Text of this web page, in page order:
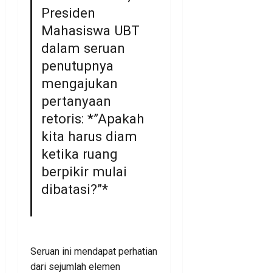
Presiden
Mahasiswa UBT
dalam seruan
penutupnya
mengajukan
pertanyaan
retoris: *”Apakah
kita harus diam
ketika ruang
berpikir mulai
dibatasi?”*
Seruan ini mendapat perhatian
dari sejumlah elemen